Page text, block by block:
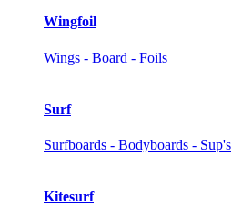
Wingfoil
Wings - Board - Foils
Surf
Surfboards - Bodyboards - Sup's
Kitesurf